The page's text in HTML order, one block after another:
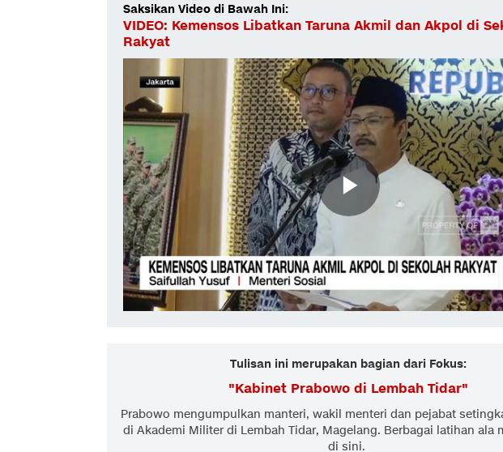
Saksikan Video di Bawah Ini:
VIDEO: Kemensos Libatkan Taruna Akmil dan Akpol di
Rakyat
Tulisan ini merupakan bagian dari Fokus:
"Kabinet Prabowo di Lembah Tidar"
Prabowo mengumpulkan manteri, wakil menteri dan pejabat
di Akademi Militer di Lembah Tidar, Magelang. Berbagai latihan ala
di sini.